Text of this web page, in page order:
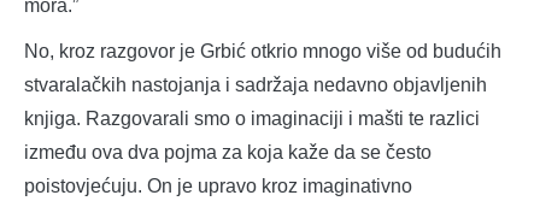
mora.”
No, kroz razgovor je Grbić otkrio mnogo više od budućih
stvaralačkih nastojanja i sadržaja nedavno objavljenih
knjiga. Razgovarali smo o imaginaciji i mašti te razlici
između ova dva pojma za koja kaže da se često
poistovjećuju. On je upravo kroz imaginativno